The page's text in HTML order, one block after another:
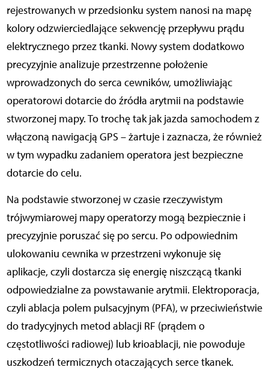
rejestrowanych w przedsionku system nanosi na mapę
kolory odzwierciedlające sekwencję przepływu prądu
elektrycznego przez tkanki. Nowy system dodatkowo
precyzyjnie analizuje przestrzenne położenie
wprowadzonych do serca cewników, umożliwiając
operatorowi dotarcie do źródła arytmii na podstawie
stworzonej mapy. To trochę tak jak jazda samochodem z
włączoną nawigacją GPS – żartuje i zaznacza, że również
w tym wypadku zadaniem operatora jest bezpieczne
dotarcie do celu.
Na podstawie stworzonej w czasie rzeczywistym
trójwymiarowej mapy operatorzy mogą bezpiecznie i
precyzyjnie poruszać się po sercu. Po odpowiednim
ulokowaniu cewnika w przestrzeni wykonuje się
aplikacje, czyli dostarcza się energię niszczącą tkanki
odpowiedzialne za powstawanie arytmii. Elektroporacja,
czyli ablacja polem pulsacyjnym (PFA), w przeciwieństwie
do tradycyjnych metod ablacji RF (prądem o
częstotliwości radiowej) lub krioablacji, nie powoduje
uszkodzeń termicznych otaczających serce tkanek.